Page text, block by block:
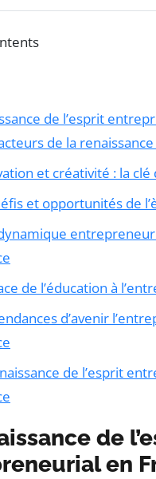
de l’esprit
de la
et créativité : la clé
et opportunités de
de l’éducation à
d’avenir
de l’esprit
de
en